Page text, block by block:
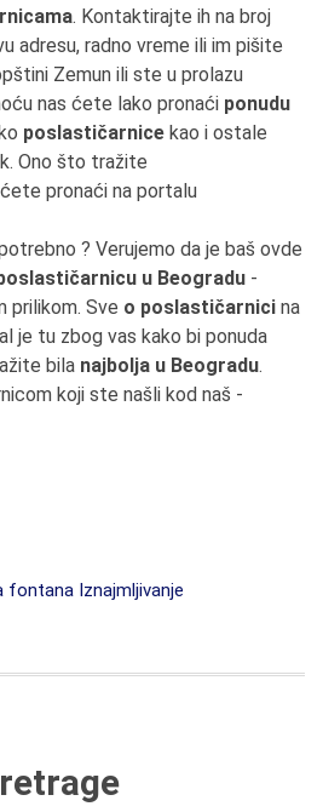
. Kontaktirajte ih na broj
adresu, radno vreme ili im pišite
Zemun ili ste u prolazu
nas ćete lako pronaći ponudu
poslastičarnice kao i ostale
Ono što tražite
pronaći na portalu
? Verujemo da je baš ovde
u Beogradu -
prilikom. Sve o poslastičarnici na
je tu zbog vas kako bi ponuda
bila najbolja u Beogradu.
koji ste našli kod naš -
fontana Iznajmljivanje